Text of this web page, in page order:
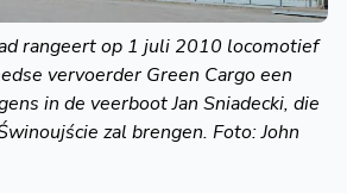
rangeert op 1 juli 2010 locomotief
vervoerder Green Cargo een
in de veerboot Jan Sniadecki, die
zal brengen. Foto: John